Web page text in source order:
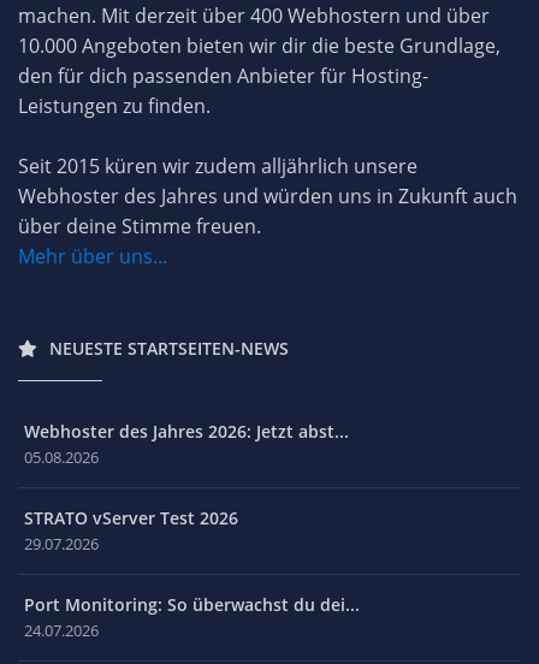
machen. Mit derzeit über 400 Webhostern und über
10.000 Angeboten bieten wir dir die beste Grundlage,
den für dich passenden Anbieter für Hosting-
Leistungen zu finden.
Seit 2015 küren wir zudem alljährlich unsere
Webhoster des Jahres und würden uns in Zukunft auch
über deine Stimme freuen.
Mehr über uns...
NEUESTE STARTSEITEN-NEWS
Webhoster des Jahres 2026: Jetzt abst...
05.08.2026
STRATO vServer Test 2026
29.07.2026
Port Monitoring: So überwachst du dei...
24.07.2026